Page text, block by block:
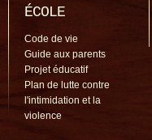
ÉCOLE
Code de vie
Guide aux parents
Projet éducatif
Plan de lutte contre
l'intimidation et la
violence